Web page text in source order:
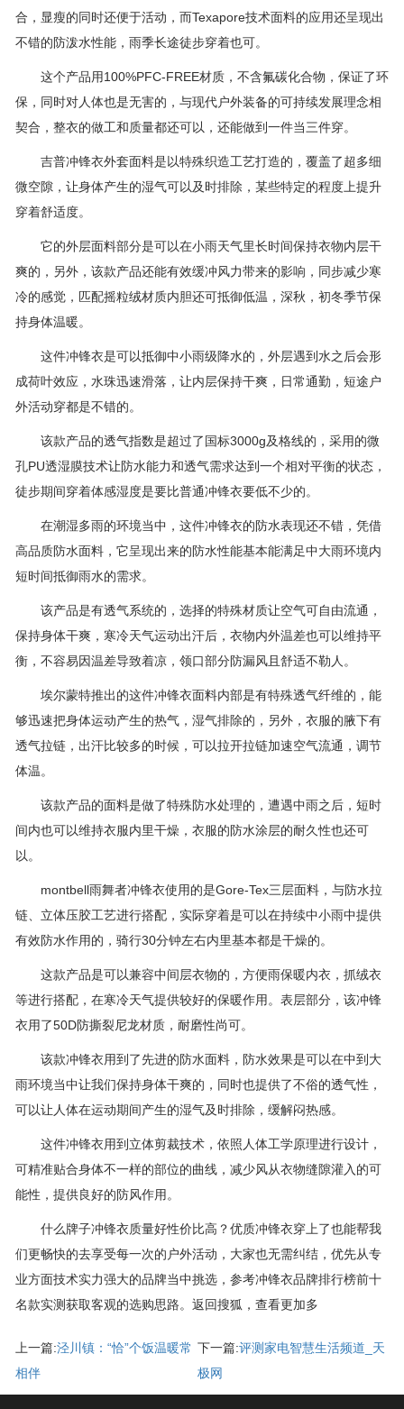
合，显瘦的同时还便于活动，而Texapore技术面料的应用还呈现出
不错的防泼水性能，雨季长途徒步穿着也可。
这个产品用100%PFC-FREE材质，不含氟碳化合物，保证了环
保，同时对人体也是无害的，与现代户外装备的可持续发展理念相
契合，整衣的做工和质量都还可以，还能做到一件当三件穿。
吉普冲锋衣外套面料是以特殊织造工艺打造的，覆盖了超多细
微空隙，让身体产生的湿气可以及时排除，某些特定的程度上提升
穿着舒适度。
它的外层面料部分是可以在小雨天气里长时间保持衣物内层干
爽的，另外，该款产品还能有效缓冲风力带来的影响，同步减少寒
冷的感觉，匹配摇粒绒材质内胆还可抵御低温，深秋，初冬季节保
持身体温暖。
这件冲锋衣是可以抵御中小雨级降水的，外层遇到水之后会形
成荷叶效应，水珠迅速滑落，让内层保持干爽，日常通勤，短途户
外活动穿都是不错的。
该款产品的透气指数是超过了国标3000g及格线的，采用的微
孔PU透湿膜技术让防水能力和透气需求达到一个相对平衡的状态，
徒步期间穿着体感湿度是要比普通冲锋衣要低不少的。
在潮湿多雨的环境当中，这件冲锋衣的防水表现还不错，凭借
高品质防水面料，它呈现出来的防水性能基本能满足中大雨环境内
短时间抵御雨水的需求。
该产品是有透气系统的，选择的特殊材质让空气可自由流通，
保持身体干爽，寒冷天气运动出汗后，衣物内外温差也可以维持平
衡，不容易因温差导致着凉，领口部分防漏风且舒适不勒人。
埃尔蒙特推出的这件冲锋衣面料内部是有特殊透气纤维的，能
够迅速把身体运动产生的热气，湿气排除的，另外，衣服的腋下有
透气拉链，出汗比较多的时候，可以拉开拉链加速空气流通，调节
体温。
该款产品的面料是做了特殊防水处理的，遭遇中雨之后，短时
间内也可以维持衣服内里干燥，衣服的防水涂层的耐久性也还可
以。
montbell雨舞者冲锋衣使用的是Gore-Tex三层面料，与防水拉
链、立体压胶工艺进行搭配，实际穿着是可以在持续中小雨中提供
有效防水作用的，骑行30分钟左右内里基本都是干燥的。
这款产品是可以兼容中间层衣物的，方便雨保暖内衣，抓绒衣
等进行搭配，在寒冷天气提供较好的保暖作用。表层部分，该冲锋
衣用了50D防撕裂尼龙材质，耐磨性尚可。
该款冲锋衣用到了先进的防水面料，防水效果是可以在中到大
雨环境当中让我们保持身体干爽的，同时也提供了不俗的透气性，
可以让人体在运动期间产生的湿气及时排除，缓解闷热感。
这件冲锋衣用到立体剪裁技术，依照人体工学原理进行设计，
可精准贴合身体不一样的部位的曲线，减少风从衣物缝隙灌入的可
能性，提供良好的防风作用。
什么牌子冲锋衣质量好性价比高？优质冲锋衣穿上了也能帮我
们更畅快的去享受每一次的户外活动，大家也无需纠结，优先从专
业方面技术实力强大的品牌当中挑选，参考冲锋衣品牌排行榜前十
名款实测获取客观的选购思路。返回搜狐，查看更加多
上一篇:泾川镇：“恰”个饭温暖常
相伴
下一篇:评测家电智慧生活频道_天
极网